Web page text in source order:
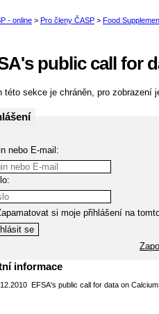
public call for
této sekce je chráněn, pro zobrazení
nebo E-mail:
si moje přihlášení na
informace
EFSA's public call for data on